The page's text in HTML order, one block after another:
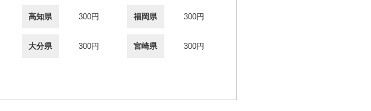
高知県 300円 福岡県 300円
大分県 300円 宮崎県 300円